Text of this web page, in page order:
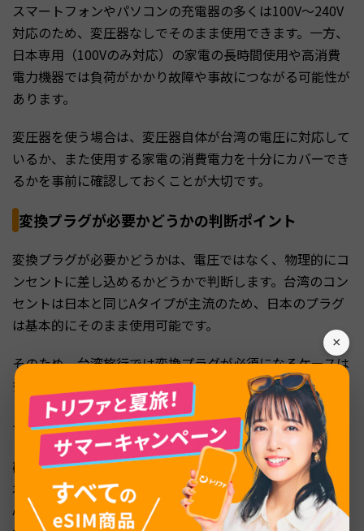
×
スマートフォンやパソコンの充電器の多くは100V〜240V
対応のため、変圧器なしでそのまま使用できます。一方、
日本専用（100Vのみ対応）の家電の長時間使用や高消費
電力機器では負荷がかかり故障や事故につながる可能性が
あります。
変圧器を使う場合は、変圧器自体が台湾の電圧に対応して
いるか、また使用する家電の消費電力を十分にカバーでき
るかを事前に確認しておくことが大切です。
変換プラグが必要かどうかの判断ポイント
変換プラグが必要かどうかは、電圧ではなく、物理的にコ
ンセントに差し込めるかどうかで判断します。台湾のコン
セントは日本と同じAタイプが主流のため、日本のプラグ
は基本的にそのまま使用可能です。
そのため、台湾旅行では変換プラグが必須になるケースは
多くありません。ただし、建物や施設によってはコンセン
トの形状に個体差があり、プラグが緩く感じることもある
でしょう。
確実に使いたい場合や、他国への周遊旅行を予定している
場合には、マルチタイプの変換プラグを用意しておくと安
心です。変換プラグは電圧を変えるものではなく、あくま